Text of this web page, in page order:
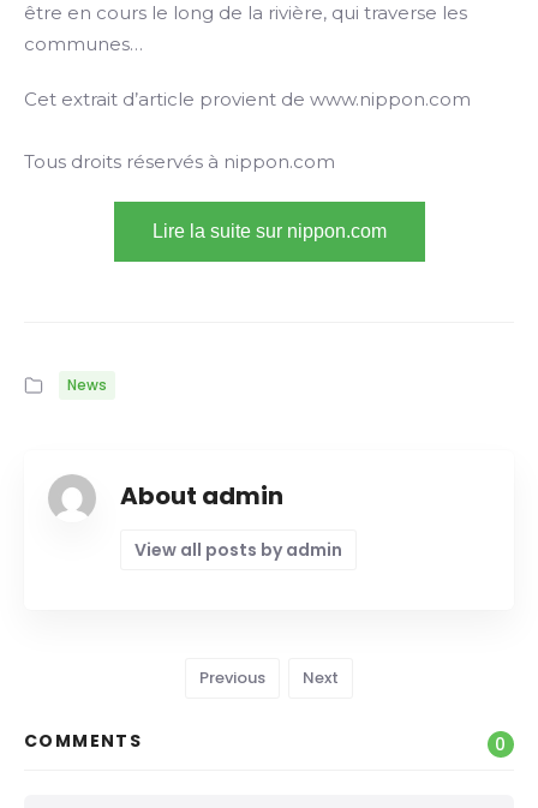
être en cours le long de la rivière, qui traverse les
communes…
Cet extrait d’article provient de www.nippon.com
Tous droits réservés à nippon.com
Lire la suite sur nippon.com
News
About admin
View all posts by admin
Previous Next
COMMENTS 0